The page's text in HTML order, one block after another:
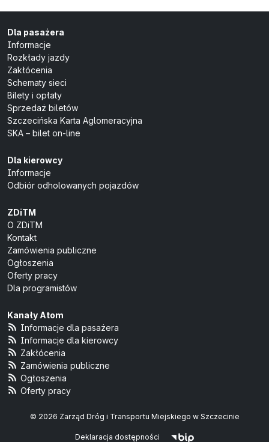
Dla pasażera
Informacje
Rozkłady jazdy
Zakłócenia
Schematy sieci
Bilety i opłaty
Sprzedaż biletów
Szczecińska Karta Aglomeracyjna
SKA – bilet on-line
Dla kierowcy
Informacje
Odbiór odholowanych pojazdów
ZDiTM
O ZDiTM
Kontakt
Zamówienia publiczne
Ogłoszenia
Oferty pracy
Dla programistów
Kanały Atom
Informacje dla pasażera
Informacje dla kierowcy
Zakłócenia
Zamówienia publiczne
Ogłoszenia
Oferty pracy
© 2026 Zarząd Dróg i Transportu Miejskiego w Szczecinie
Deklaracja dostępności